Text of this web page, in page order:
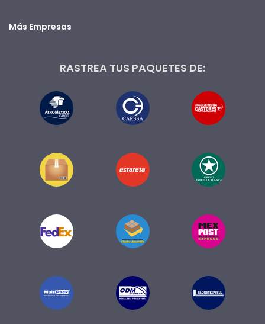
Más Empresas
RASTREA TUS PAQUETES DE: